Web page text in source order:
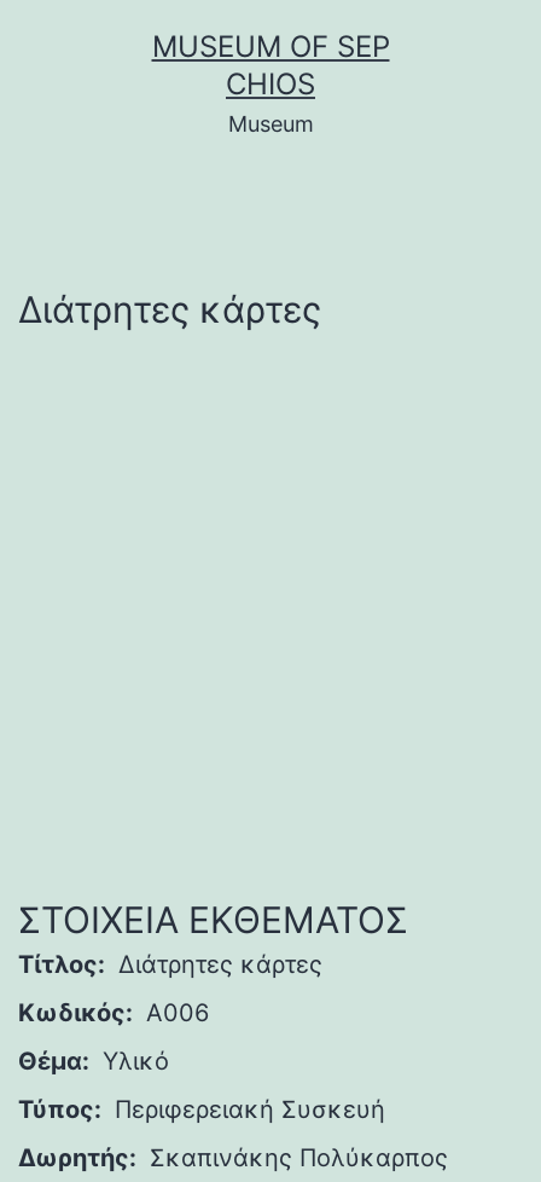
MUSEUM OF SEP
CHIOS
Museum
Διάτρητες κάρτες
ΣΤΟΙΧΕΙΑ ΕΚΘΕΜΑΤΟΣ
Τίτλος: Διάτρητες κάρτες
Κωδικός: A006
Θέμα: Υλικό
Τύπος: Περιφερειακή Συσκευή
Δωρητής: Σκαπινάκης Πολύκαρπος